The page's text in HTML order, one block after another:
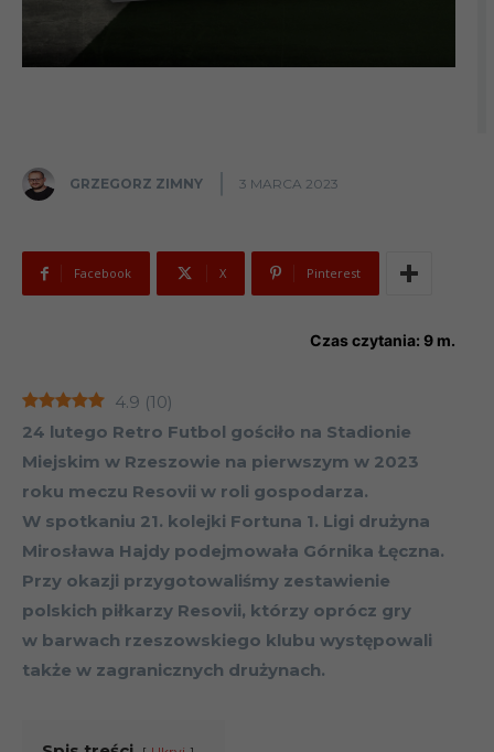
GRZEGORZ ZIMNY 3 MARCA 2023
Facebook X Pinterest
Czas czytania: 9 m.
4.9 (10)
24 lutego Retro Futbol gościło na Stadionie
Miejskim w Rzeszowie na pierwszym w 2023
roku meczu Resovii w roli gospodarza.
W spotkaniu 21. kolejki Fortuna 1. Ligi drużyna
Mirosława Hajdy podejmowała Górnika Łęczna.
Przy okazji przygotowaliśmy zestawienie
polskich piłkarzy Resovii, którzy oprócz gry
w barwach rzeszowskiego klubu występowali
także w zagranicznych drużynach.